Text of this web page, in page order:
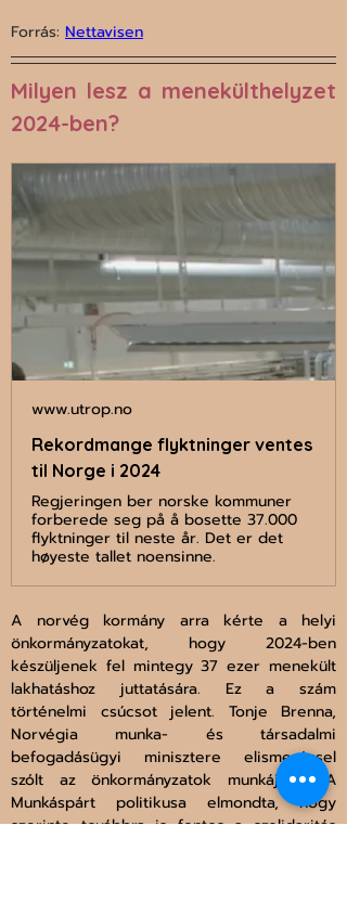
Forrás: Nettavisen
Milyen lesz a menekülthelyzet
2024-ben?
www.utrop.no
Rekordmange flyktninger ventes
til Norge i 2024
Regjeringen ber norske kommuner
forberede seg på å bosette 37.000
flyktninger til neste år. Det er det
høyeste tallet noensinne.
A norvég kormány arra kérte a helyi
önkormányzatokat, hogy 2024-ben
készüljenek fel mintegy 37 ezer menekült
lakhatáshoz juttatására. Ez a szám
történelmi csúcsot jelent. Tonje Brenna,
Norvégia munka- és társadalmi
befogadásügyi minisztere elismeréssel
szólt az önkormányzatok munkájáról. A
Munkáspárt politikusa elmondta, hogy
szerinte továbbra is fontos a szolidaritás